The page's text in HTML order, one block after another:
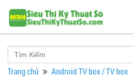
Trang chủ Android TV box / TV box